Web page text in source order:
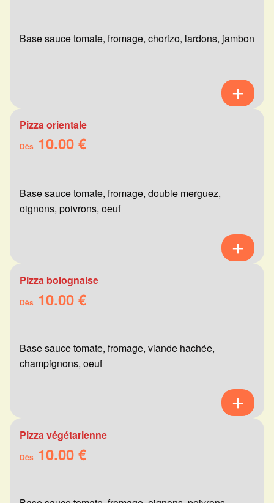
Base sauce tomate, fromage, chorizo, lardons, jambon
Pizza orientale
Dès 10.00 €
Base sauce tomate, fromage, double merguez,
oignons, poivrons, oeuf
Pizza bolognaise
Dès 10.00 €
Base sauce tomate, fromage, viande hachée,
champignons, oeuf
Pizza végétarienne
Dès 10.00 €